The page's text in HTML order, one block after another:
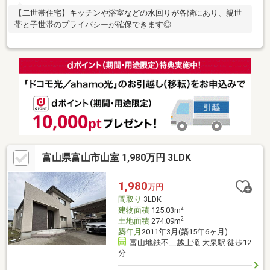
【二世帯住宅】キッチンや浴室などの水回りが各階にあり、親世
帯と子世帯のプライバシーが確保できます◎
富山県富山市山室 1,980万円 3LDK
1,980万円
間取り 3LDK
建物面積125.03m2
土地面積274.09m2
築年月 2011年3月(築15年6ヶ月)
富山地鉄不二越上滝 大泉駅 徒歩12
分